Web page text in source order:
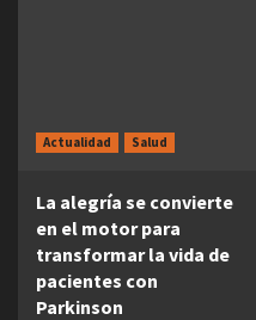
Actualidad Salud
La alegría se convierte
en el motor para
transformar la vida de
pacientes con
Parkinson